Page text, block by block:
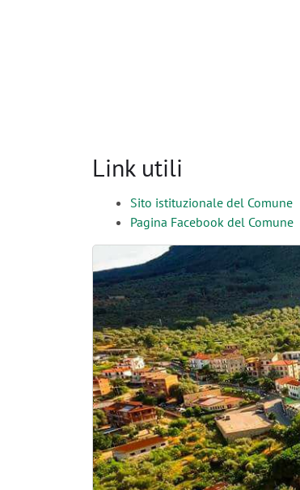
Link utili
Sito istituzionale del Comune
Pagina Facebook del Comune